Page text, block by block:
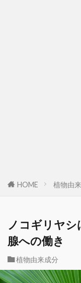
HOME 植物由
ノコギリヤシ
腺への働き
植物由来成分